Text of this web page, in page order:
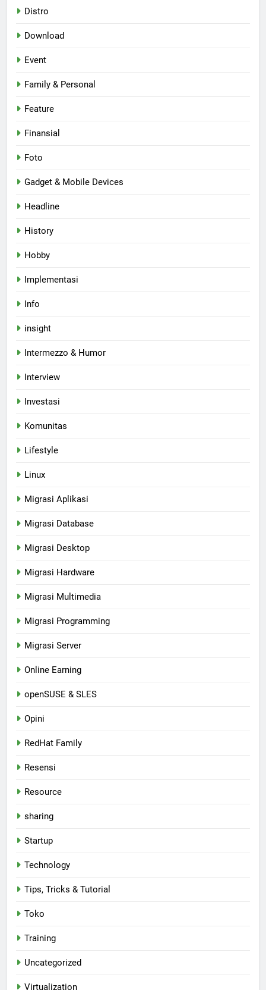
Distro
Download
Event
Family & Personal
Feature
Finansial
Foto
Gadget & Mobile Devices
Headline
History
Hobby
Implementasi
Info
insight
Intermezzo & Humor
Interview
Investasi
Komunitas
Lifestyle
Linux
Migrasi Aplikasi
Migrasi Database
Migrasi Desktop
Migrasi Hardware
Migrasi Multimedia
Migrasi Programming
Migrasi Server
Online Earning
openSUSE & SLES
Opini
RedHat Family
Resensi
Resource
sharing
Startup
Technology
Tips, Tricks & Tutorial
Toko
Training
Uncategorized
Virtualization